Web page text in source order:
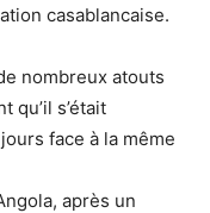
casablancaise.
nombreux atouts
qu’il s’était
face à la même
après un